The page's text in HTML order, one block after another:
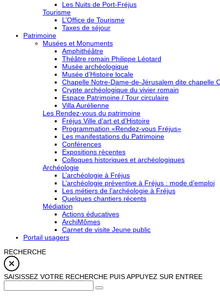
Les Nuits de Port-Fréjus
Tourisme
L’Office de Tourisme
Taxes de séjour
Patrimoine
Musées et Monuments
Amphithéâtre
Théâtre romain Philippe Léotard
Musée archéologique
Musée d’Histoire locale
Chapelle Notre-Dame-de-Jérusalem dite chapelle
Crypte archéologique du vivier romain
Espace Patrimoine / Tour circulaire
Villa Aurélienne
Les Rendez-vous du patrimoine
Fréjus Ville d’art et d’Histoire
Programmation «Rendez-vous Fréjus»
Les manifestations du Patrimoine
Conférences
Expositions récentes
Colloques historiques et archéologiques
Archéologie
L’archéologie à Fréjus
L’archéologie préventive à Fréjus : mode d’emploi
Les métiers de l’archéologie à Fréjus
Quelques chantiers récents
Médiation
Actions éducatives
ArchiMômes
Carnet de visite Jeune public
Portail usagers
RECHERCHE
SAISISSEZ VOTRE RECHERCHE PUIS APPUYEZ SUR ENTREE